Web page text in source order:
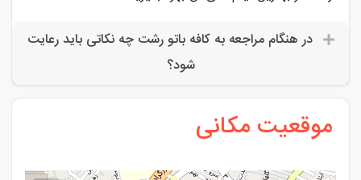
در هنگام مراجعه به کافه باتو رشت چه نکاتی باید رعایت
شود؟
موقعیت مکانی